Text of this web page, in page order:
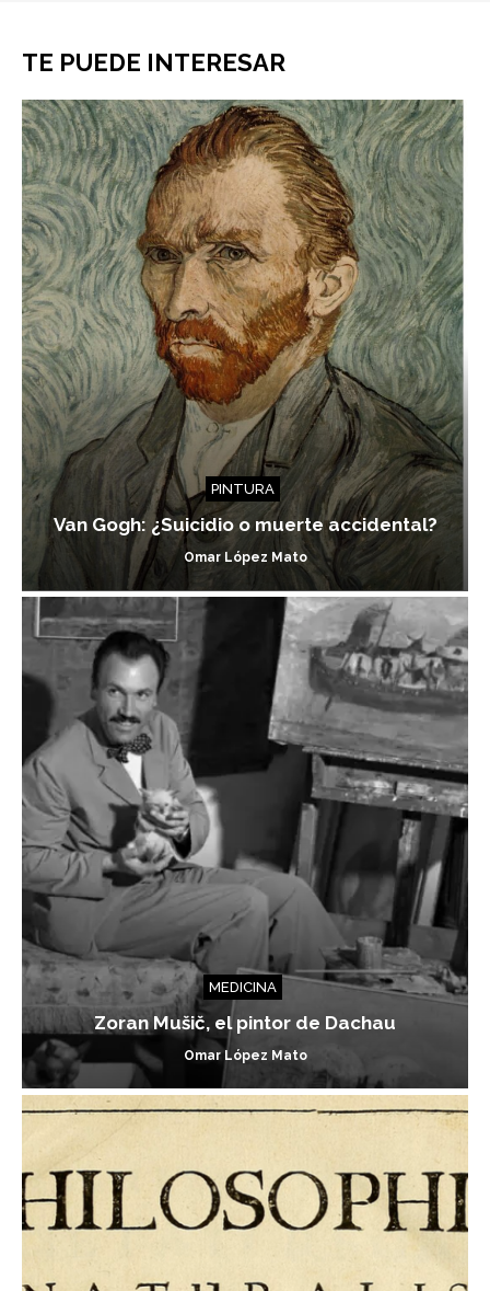
TE PUEDE INTERESAR
PINTURA
Van Gogh: ¿Suicidio o muerte accidental?
Omar López Mato
MEDICINA
Zoran Mušič, el pintor de Dachau
Omar López Mato